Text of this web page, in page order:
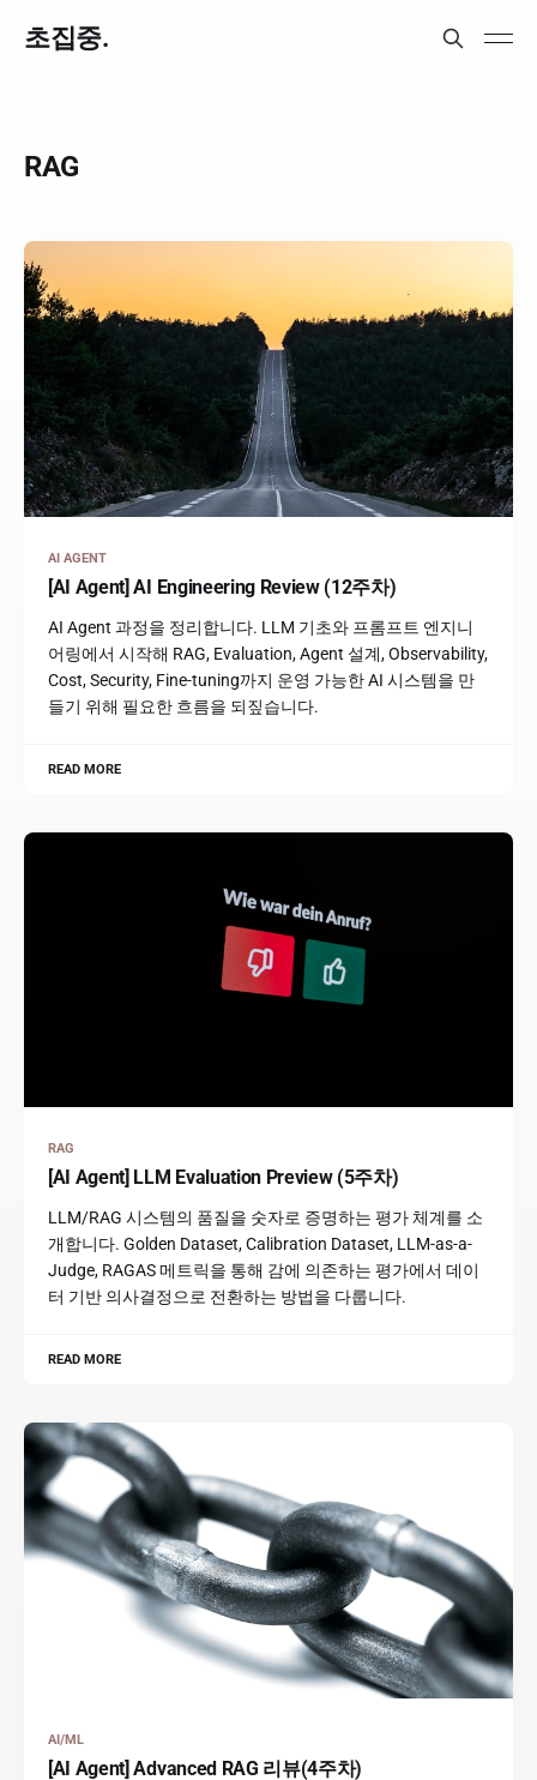
초집중.
RAG
AI AGENT
[AI Agent] AI Engineering Review (12주차)
AI Agent 과정을 정리합니다. LLM 기초와 프롬프트 엔지니
어링에서 시작해 RAG, Evaluation, Agent 설계, Observability,
Cost, Security, Fine-tuning까지 운영 가능한 AI 시스템을 만
들기 위해 필요한 흐름을 되짚습니다.
READ MORE
RAG
[AI Agent] LLM Evaluation Preview (5주차)
LLM/RAG 시스템의 품질을 숫자로 증명하는 평가 체계를 소
개합니다. Golden Dataset, Calibration Dataset, LLM-as-a-
Judge, RAGAS 메트릭을 통해 감에 의존하는 평가에서 데이
터 기반 의사결정으로 전환하는 방법을 다룹니다.
READ MORE
AI/ML
[AI Agent] Advanced RAG 리뷰(4주차)